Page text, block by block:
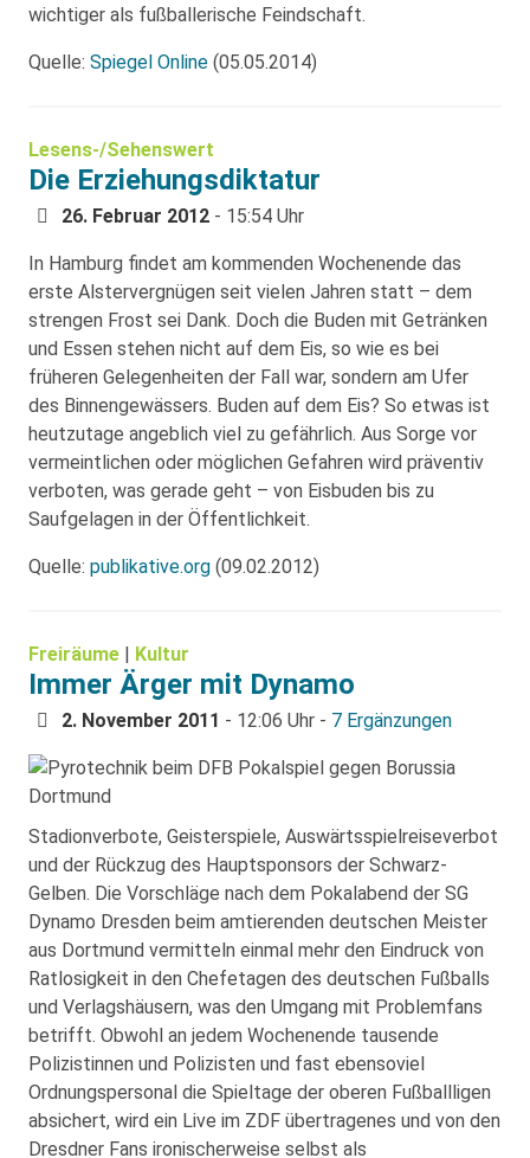
wichtiger als fußballerische Feindschaft.
Quelle: Spiegel Online (05.05.2014)
Lesens-/Sehenswert
Die Erziehungsdiktatur
26. Februar 2012 - 15:54 Uhr
In Hamburg findet am kommenden Wochenende das
erste Alstervergnügen seit vielen Jahren statt – dem
strengen Frost sei Dank. Doch die Buden mit Getränken
und Essen stehen nicht auf dem Eis, so wie es bei
früheren Gelegenheiten der Fall war, sondern am Ufer
des Binnengewässers. Buden auf dem Eis? So etwas ist
heutzutage angeblich viel zu gefährlich. Aus Sorge vor
vermeintlichen oder möglichen Gefahren wird präventiv
verboten, was gerade geht – von Eisbuden bis zu
Saufgelagen in der Öffentlichkeit.
Quelle: publikative.org (09.02.2012)
Freiräume Kultur
Immer Ärger mit Dynamo
2. November 2011 - 12:06 Uhr - 7 Ergänzungen
Stadionverbote, Geisterspiele, Auswärtsspielreiseverbot
und der Rückzug des Hauptsponsors der Schwarz-
Gelben. Die Vorschläge nach dem Pokalabend der SG
Dynamo Dresden beim amtierenden deutschen Meister
aus Dortmund vermitteln einmal mehr den Eindruck von
Ratlosigkeit in den Chefetagen des deutschen Fußballs
und Verlagshäusern, was den Umgang mit Problemfans
betrifft. Obwohl an jedem Wochenende tausende
Polizistinnen und Polizisten und fast ebensoviel
Ordnungspersonal die Spieltage der oberen Fußballligen
absichert, wird ein Live im ZDF übertragenes und von den
Dresdner Fans ironischerweise selbst als